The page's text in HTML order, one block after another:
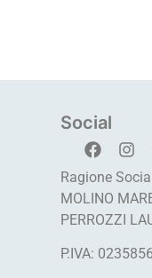
Social
Ragione
MOLINO
PERROZZI
P.IVA: